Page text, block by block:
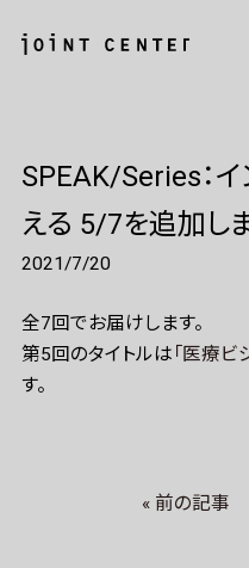
SPEAK/Series：
える 5/7を追加し
2021/7/20
全7回でお届けします。
第5回のタイトルは 「医療ビ
す。
« 前の記事